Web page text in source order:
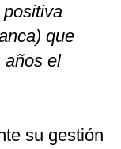
que
años el
su gestión